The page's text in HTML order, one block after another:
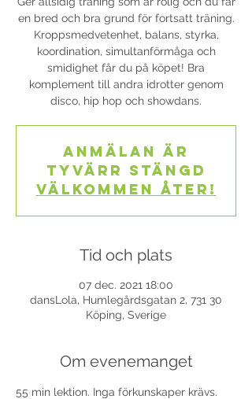
en bred och bra grund för fortsatt träning.
Kroppsmedvetenhet, balans, styrka,
koordination, simultanförmåga och
smidighet får du på köpet! Bra
komplement till andra idrotter genom
disco, hip hop och showdans.
Anmälan är
tyvärr stängd
Välkommen åter!
Tid och plats
07 dec. 2021 18:00
dansLola, Humlegårdsgatan 2, 731 30
Köping, Sverige
Om evenemanget
55 min lektion. Inga förkunskaper krävs.